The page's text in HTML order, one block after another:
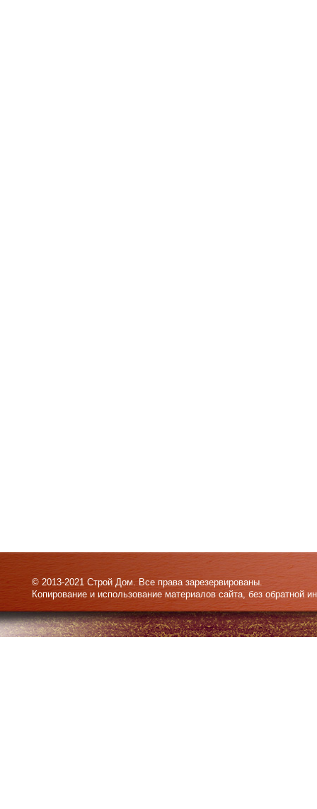
© 2013-2021 Строй Дом. Все права зарезервированы.
Копирование и использование материалов сайта, без обратной